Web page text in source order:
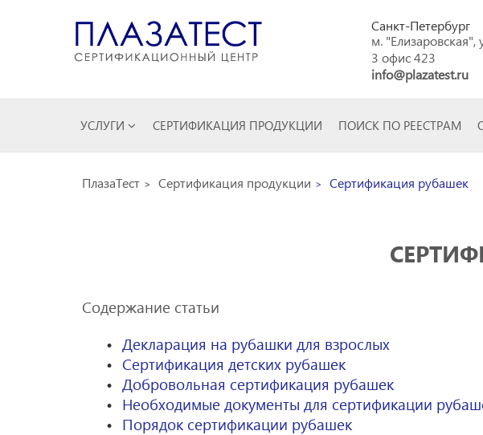
Санкт-Петербург
м. "Елизаровская",
3 офис 423
info@plazatest.ru
УСЛУГИ СЕРТИФИКАЦИЯ ПРОДУКЦИИ ПОИСК ПО РЕЕСТРАМ
ПлазаТест Сертификация продукции Сертификация рубашек
Содержание статьи
Декларация на рубашки для взрослых
Сертификация детских рубашек
Добровольная сертификация рубашек
Необходимые документы для сертификации
Порядок сертификации рубашек